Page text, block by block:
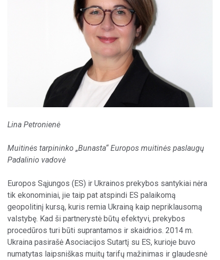
Lina Petronienė
Muitinės tarpininko „Bunasta“ Europos muitinės paslaugų
Padalinio vadovė
Europos Sąjungos (ES) ir Ukrainos prekybos santykiai nėra
tik ekonominiai, jie taip pat atspindi ES palaikomą
geopolitinį kursą, kuris remia Ukrainą kaip nepriklausomą
valstybę. Kad ši partnerystė būtų efektyvi, prekybos
procedūros turi būti suprantamos ir skaidrios. 2014 m.
Ukraina pasirašė Asociacijos Sutartį su ES, kurioje buvo
numatytas laipsniškas muitų tarifų mažinimas ir glaudesnė